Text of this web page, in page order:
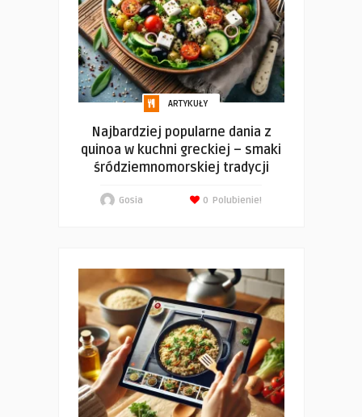
ARTYKUŁY
Najbardziej popularne dania z
quinoa w kuchni greckiej – smaki
śródziemnomorskiej tradycji
Gosia Polubienie!
0